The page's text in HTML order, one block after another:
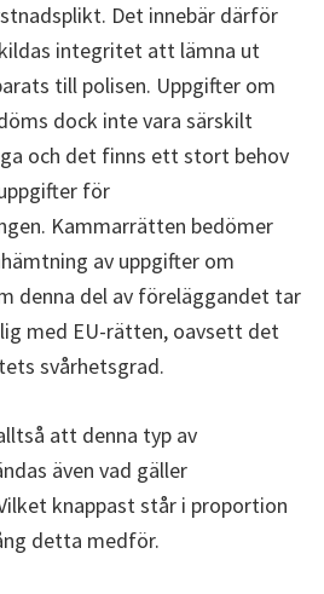
Det innebär därför
integritet att lämna ut
till polisen. Uppgifter om
dock inte vara särskilt
och det finns ett stort behov
för
Kammarrätten bedömer
av uppgifter om
denna del av föreläggandet tar
med EU-rätten, oavsett det
svårhetsgrad.
att denna typ av
även vad gäller
knappast står i proportion
detta medför.